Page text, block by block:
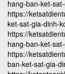
hang-ban-ket-
https://
ket-sat-gia-dinh-
https://
hang-ban-ket-
https://
ban-ket-sat-gia-